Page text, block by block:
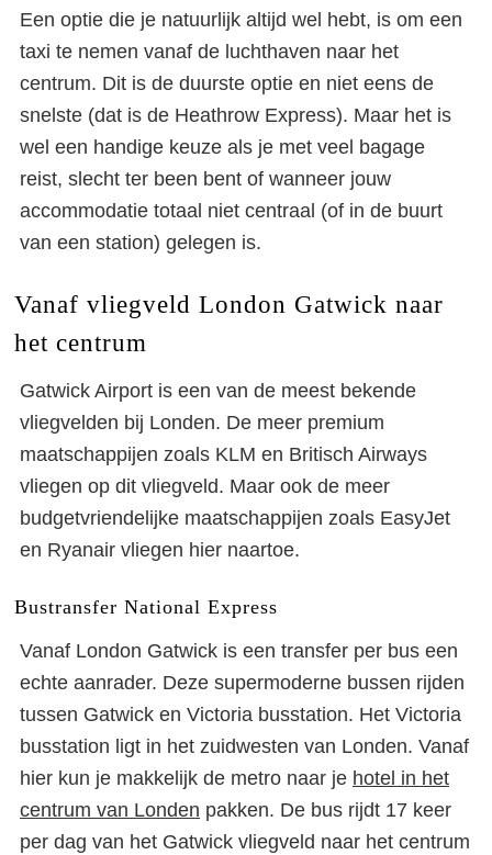
Een optie die je natuurlijk altijd wel hebt, is om een
taxi te nemen vanaf de luchthaven naar het
centrum. Dit is de duurste optie en niet eens de
snelste (dat is de Heathrow Express). Maar het is
wel een handige keuze als je met veel bagage
reist, slecht ter been bent of wanneer jouw
accommodatie totaal niet centraal (of in de buurt
van een station) gelegen is.
Vanaf vliegveld London Gatwick naar
het centrum
Gatwick Airport is een van de meest bekende
vliegvelden bij Londen. De meer premium
maatschappijen zoals KLM en Britisch Airways
vliegen op dit vliegveld. Maar ook de meer
budgetvriendelijke maatschappijen zoals EasyJet
en Ryanair vliegen hier naartoe.
Bustransfer National Express
Vanaf London Gatwick is een transfer per bus een
echte aanrader. Deze supermoderne bussen rijden
tussen Gatwick en Victoria busstation. Het Victoria
busstation ligt in het zuidwesten van Londen. Vanaf
hier kun je makkelijk de metro naar je hotel in het
centrum van Londen pakken. De bus rijdt 17 keer
per dag van het Gatwick vliegveld naar het centrum